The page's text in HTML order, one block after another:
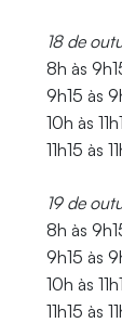
18 de
8h às
9h15 às
10h às
11h15 às
19 de
8h às
9h15 às
10h às
11h15 às